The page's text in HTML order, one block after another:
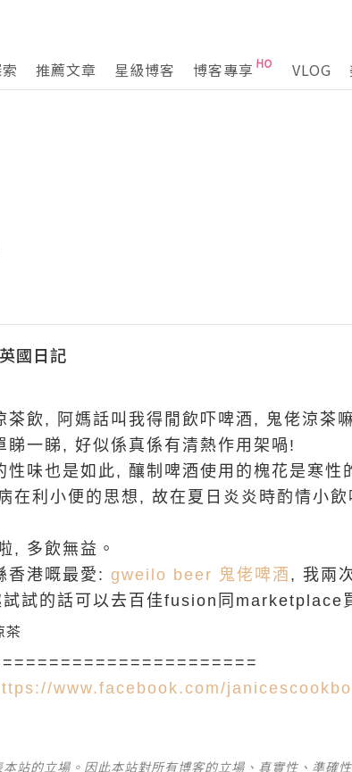
推薦文章 星級博客 博客專享 VLOG
國日記
茶飲, 阿媽話叫我得閒飲吓啤酒, 鬼佬涼茶
睇一睇, 好似係真係有清熱作用架喎!
性味也是如此, 釀制啤酒使用的槐花是寒
在利小便的思想, 故在夏日炎炎時酌情小
, 多飲無益。
香港嘅最愛: gweilo beer 鬼佬啤酒 , 我兩
試的話可以去百佳fusion同marketplace
www.facebook.com/
站的立場。因此本站對所有博客的立場、真實性、準確